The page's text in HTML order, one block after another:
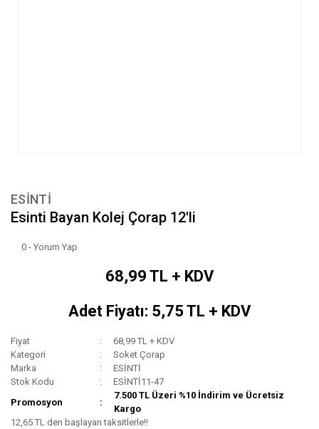
ESİNTİ
Esinti Bayan Kolej Çorap 12'li
0 - Yorum Yap
68,99 TL + KDV
Adet Fiyatı: 5,75 TL + KDV
Fiyat
68,99 TL + KDV
Kategori
Soket Çorap
Marka
ESİNTİ
Stok Kodu
ESİNTİ11-47
Promosyon
7.500 TL Üzeri %10 İndirim ve Ücretsiz
Kargo
12,65 TL den başlayan taksitlerle!!